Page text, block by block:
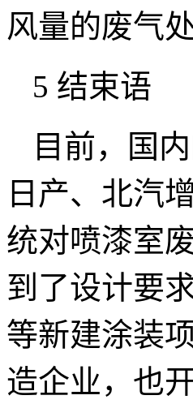
风量的废气处
5 结束语
目前，国
日产、北汽
统对喷漆室
到了设计要
等新建涂装
造企业，也